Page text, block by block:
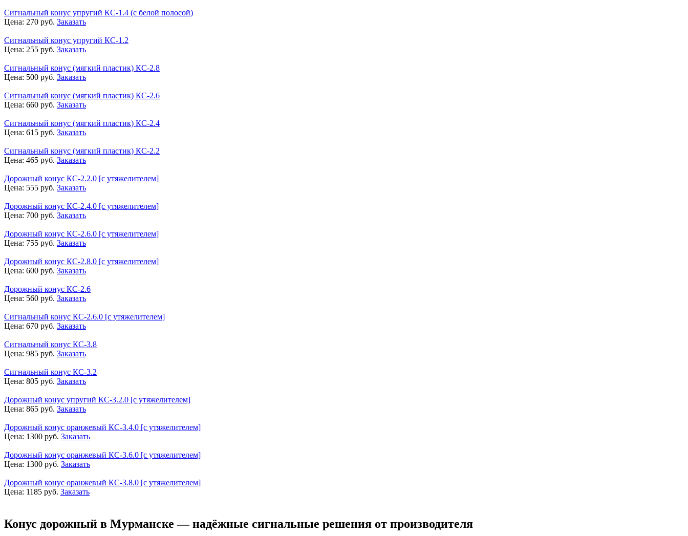
Сигнальный конус упругий КС-1.4 (с белой полосой)
Цена: 270 руб. Заказать
Сигнальный конус упругий КС-1.2
Цена: 255 руб. Заказать
Сигнальный конус (мягкий пластик) КС-2.8
Цена: 500 руб. Заказать
Сигнальный конус (мягкий пластик) КС-2.6
Цена: 660 руб. Заказать
Сигнальный конус (мягкий пластик) КС-2.4
Цена: 615 руб. Заказать
Сигнальный конус (мягкий пластик) КС-2.2
Цена: 465 руб. Заказать
Дорожный конус КС-2.2.0 [с утяжелителем]
Цена: 555 руб. Заказать
Дорожный конус КС-2.4.0 [с утяжелителем]
Цена: 700 руб. Заказать
Дорожный конус КС-2.6.0 [с утяжелителем]
Цена: 755 руб. Заказать
Дорожный конус КС-2.8.0 [с утяжелителем]
Цена: 600 руб. Заказать
Дорожный конус КС-2.6
Цена: 560 руб. Заказать
Сигнальный конус КС-2.6.0 [с утяжелителем]
Цена: 670 руб. Заказать
Сигнальный конус КС-3.8
Цена: 985 руб. Заказать
Сигнальный конус КС-3.2
Цена: 805 руб. Заказать
Дорожный конус упругий КС-3.2.0 [с утяжелителем]
Цена: 865 руб. Заказать
Дорожный конус оранжевый КС-3.4.0 [с утяжелителем]
Цена: 1300 руб. Заказать
Дорожный конус оранжевый КС-3.6.0 [с утяжелителем]
Цена: 1300 руб. Заказать
Дорожный конус оранжевый КС-3.8.0 [с утяжелителем]
Цена: 1185 руб. Заказать
Конус дорожный в Мурманске — надёжные сигнальные решения от производителя